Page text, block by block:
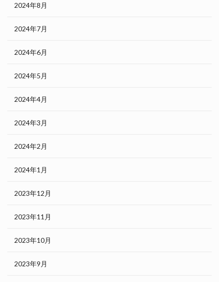
2024年8月
2024年7月
2024年6月
2024年5月
2024年4月
2024年3月
2024年2月
2024年1月
2023年12月
2023年11月
2023年10月
2023年9月